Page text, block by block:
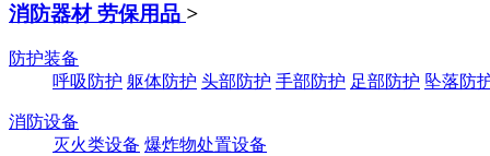
消防器材 劳保用品 >
防护装备
呼吸防护 躯体防护 头部防护 手部防护 足部防护 坠落防
消防设备
灭火类设备 爆炸物处置设备